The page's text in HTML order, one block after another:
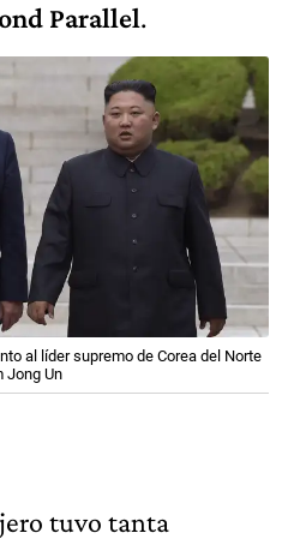
Parallel.
al líder supremo de Corea del Norte
Jong Un
tuvo tanta